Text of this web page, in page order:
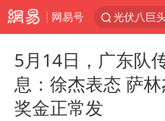
网易号
用AI造出
实时追踪
5月14日，广东队
息：徐杰表态 萨
奖金正常发